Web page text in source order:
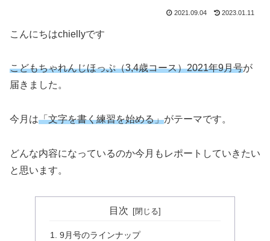
2021.09.04 2023.01.11
こんにちはchiellyです
こどもちゃれんじほっぷ（3,4歳コース）2021年9月号が
届きました。
今月は「文字を書く練習を始める」がテーマです。
どんな内容になっているのか今月もレポートしていきたい
と思います。
目次
9月号のラインナップ